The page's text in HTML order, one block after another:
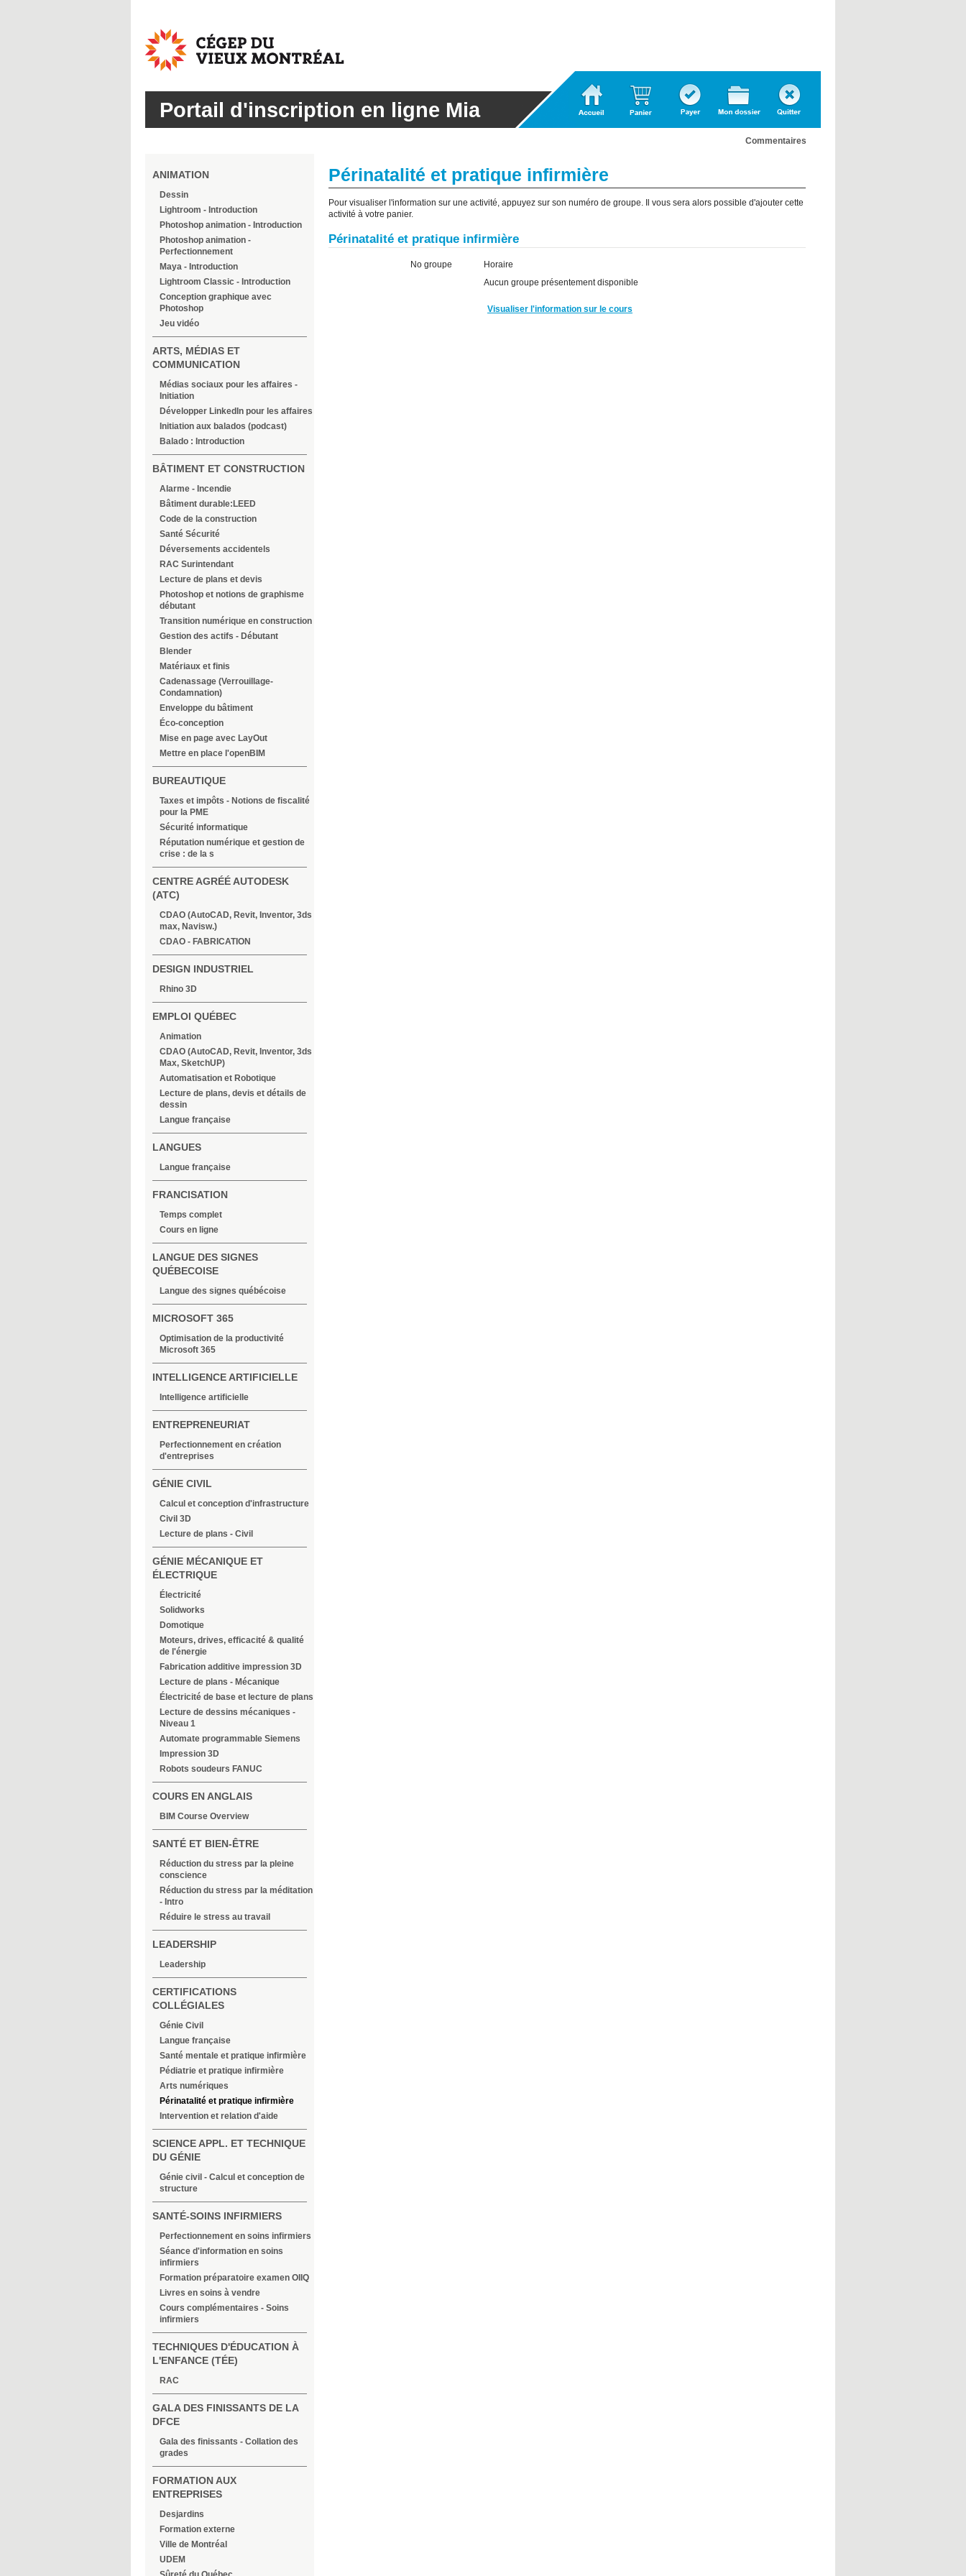
Cégep
du
Vieux
Montréal
Portail d'inscription en ligne Mia
Accueil Panier
Confirmer
l'inscription
Dossier
personnel
Quitter
Commentaires
ANIMATION
Dessin
Lightroom - Introduction
Photoshop animation - Introduction
Photoshop animation -
Perfectionnement
Maya - Introduction
Lightroom Classic - Introduction
Conception graphique avec
Photoshop
Jeu vidéo
ARTS, MÉDIAS ET
COMMUNICATION
Médias sociaux pour les affaires -
Initiation
Développer LinkedIn pour les affaires
Initiation aux balados (podcast)
Balado : Introduction
BÂTIMENT ET CONSTRUCTION
Alarme - Incendie
Bâtiment durable:LEED
Code de la construction
Santé Sécurité
Déversements accidentels
RAC Surintendant
Lecture de plans et devis
Photoshop et notions de graphisme
débutant
Transition numérique en construction
Gestion des actifs - Débutant
Blender
Matériaux et finis
Cadenassage (Verrouillage-
Condamnation)
Enveloppe du bâtiment
Éco-conception
Mise en page avec LayOut
Mettre en place l'openBIM
BUREAUTIQUE
Taxes et impôts - Notions de fiscalité
pour la PME
Sécurité informatique
Réputation numérique et gestion de
crise : de la s
CENTRE AGRÉÉ AUTODESK
(ATC)
CDAO (AutoCAD, Revit, Inventor, 3ds
max, Navisw.)
CDAO - FABRICATION
DESIGN INDUSTRIEL
Rhino 3D
EMPLOI QUÉBEC
Animation
CDAO (AutoCAD, Revit, Inventor, 3ds
Max, SketchUP)
Automatisation et Robotique
Lecture de plans, devis et détails de
dessin
Langue française
LANGUES
Langue française
FRANCISATION
Temps complet
Cours en ligne
LANGUE DES SIGNES
QUÉBECOISE
Langue des signes québécoise
MICROSOFT 365
Optimisation de la productivité
Microsoft 365
INTELLIGENCE ARTIFICIELLE
Intelligence artificielle
ENTREPRENEURIAT
Perfectionnement en création
d'entreprises
GÉNIE CIVIL
Calcul et conception d'infrastructure
Civil 3D
Lecture de plans - Civil
GÉNIE MÉCANIQUE ET
ÉLECTRIQUE
Électricité
Solidworks
Domotique
Moteurs, drives, efficacité & qualité
de l'énergie
Fabrication additive impression 3D
Lecture de plans - Mécanique
Électricité de base et lecture de plans
Lecture de dessins mécaniques -
Niveau 1
Automate programmable Siemens
Impression 3D
Robots soudeurs FANUC
COURS EN ANGLAIS
BIM Course Overview
SANTÉ ET BIEN-ÊTRE
Réduction du stress par la pleine
conscience
Réduction du stress par la méditation
- Intro
Réduire le stress au travail
LEADERSHIP
Leadership
CERTIFICATIONS
COLLÉGIALES
Génie Civil
Langue française
Santé mentale et pratique infirmière
Pédiatrie et pratique infirmière
Arts numériques
Périnatalité et pratique infirmière
Intervention et relation d'aide
SCIENCE APPL. ET TECHNIQUE
DU GÉNIE
Génie civil - Calcul et conception de
structure
SANTÉ-SOINS INFIRMIERS
Perfectionnement en soins infirmiers
Séance d'information en soins
infirmiers
Formation préparatoire examen OIIQ
Livres en soins à vendre
Cours complémentaires - Soins
infirmiers
TECHNIQUES D'ÉDUCATION À
L'ENFANCE (TÉE)
RAC
GALA DES FINISSANTS DE LA
DFCE
Gala des finissants - Collation des
grades
FORMATION AUX
ENTREPRISES
Desjardins
Formation externe
Ville de Montréal
UDEM
Périnatalité et pratique infirmière
Pour visualiser l'information sur une activité, appuyez sur son numéro de groupe. Il vous sera alors possible d'ajouter cette
activité à votre panier.
Périnatalité et pratique infirmière
No groupe Horaire
Aucun groupe présentement disponible
Visualiser l'information sur le cours